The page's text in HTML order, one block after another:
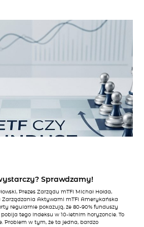
Sprawdzamy!
Prezes Zarządu mTFI Michał Hołda,
Aktywami mTFI Amerykańska
regularnie pokazują, że 80-90% funduszy
tego indeksu w 10-letnim horyzoncie. To
Problem w tym, że ta jedna, bardzo